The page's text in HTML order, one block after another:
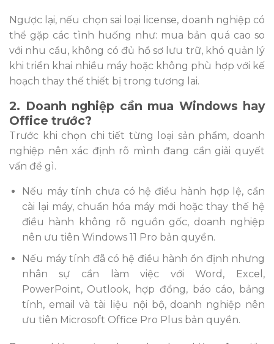
Ngược lại, nếu chọn sai loại license, doanh nghiệp có
thể gặp các tình huống như: mua bản quá cao so
với nhu cầu, không có đủ hồ sơ lưu trữ, khó quản lý
khi triển khai nhiều máy hoặc không phù hợp với kế
hoạch thay thế thiết bị trong tương lai.
2. Doanh nghiệp cần mua Windows hay
Office trước?
Trước khi chọn chi tiết từng loại sản phẩm, doanh
nghiệp nên xác định rõ mình đang cần giải quyết
vấn đề gì.
Nếu máy tính chưa có hệ điều hành hợp lệ, cần
cài lại máy, chuẩn hóa máy mới hoặc thay thế hệ
điều hành không rõ nguồn gốc, doanh nghiệp
nên ưu tiên Windows 11 Pro bản quyền.
Nếu máy tính đã có hệ điều hành ổn định nhưng
nhân sự cần làm việc với Word, Excel,
PowerPoint, Outlook, hợp đồng, báo cáo, bảng
tính, email và tài liệu nội bộ, doanh nghiệp nên
ưu tiên Microsoft Office Pro Plus bản quyền.